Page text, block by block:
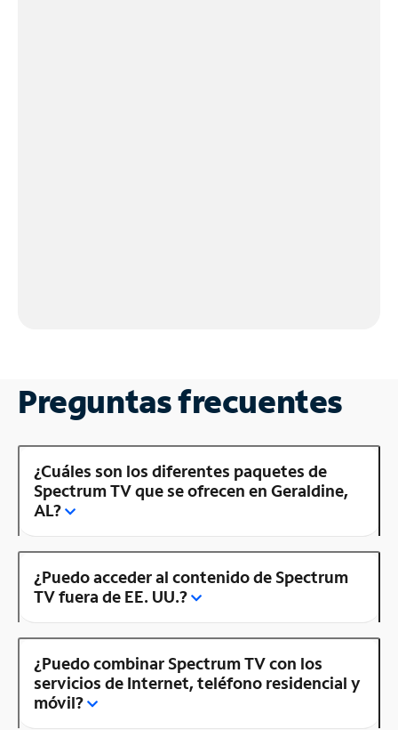
Preguntas frecuentes
¿Cuáles son los diferentes paquetes de
Spectrum TV que se ofrecen en Geraldine,
AL?
¿Puedo acceder al contenido de Spectrum
TV fuera de EE. UU.?
¿Puedo combinar Spectrum TV con los
servicios de Internet, teléfono residencial y
móvil?